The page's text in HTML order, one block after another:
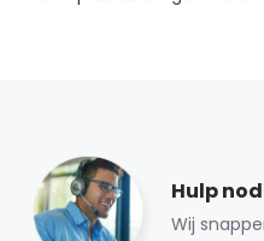
Hulp
Wij